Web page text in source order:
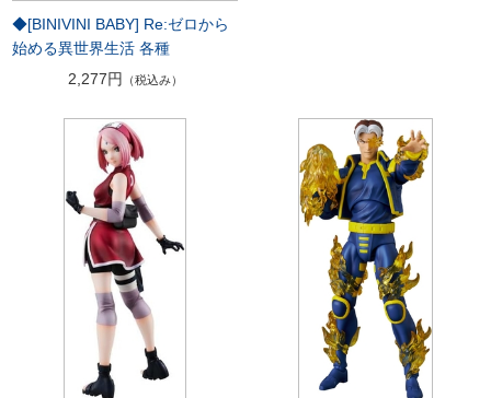
◆[BINIVINI BABY] Re:ゼロから
始める異世界生活 各種
2,277円
（税込み）